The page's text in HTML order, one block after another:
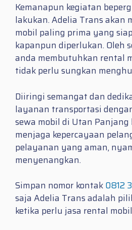
Kemanapun kegiatan
lakukan. Adelia Trans akan
mobil paling prima yang
kapanpun diperlukan. Oleh
anda membutuhkan rental
tidak perlu sungkan
Diiringi semangat dan
layanan transportasi
sewa mobil di Utan Panjang
menjaga kepercayaan
pelayanan yang aman,
menyenangkan.
Simpan nomor kontak0812
saja Adelia Trans adalah
ketika perlu jasa rental